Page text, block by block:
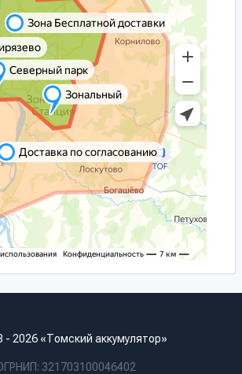
- 2026 «Томский аккумулятор»
321703100046402